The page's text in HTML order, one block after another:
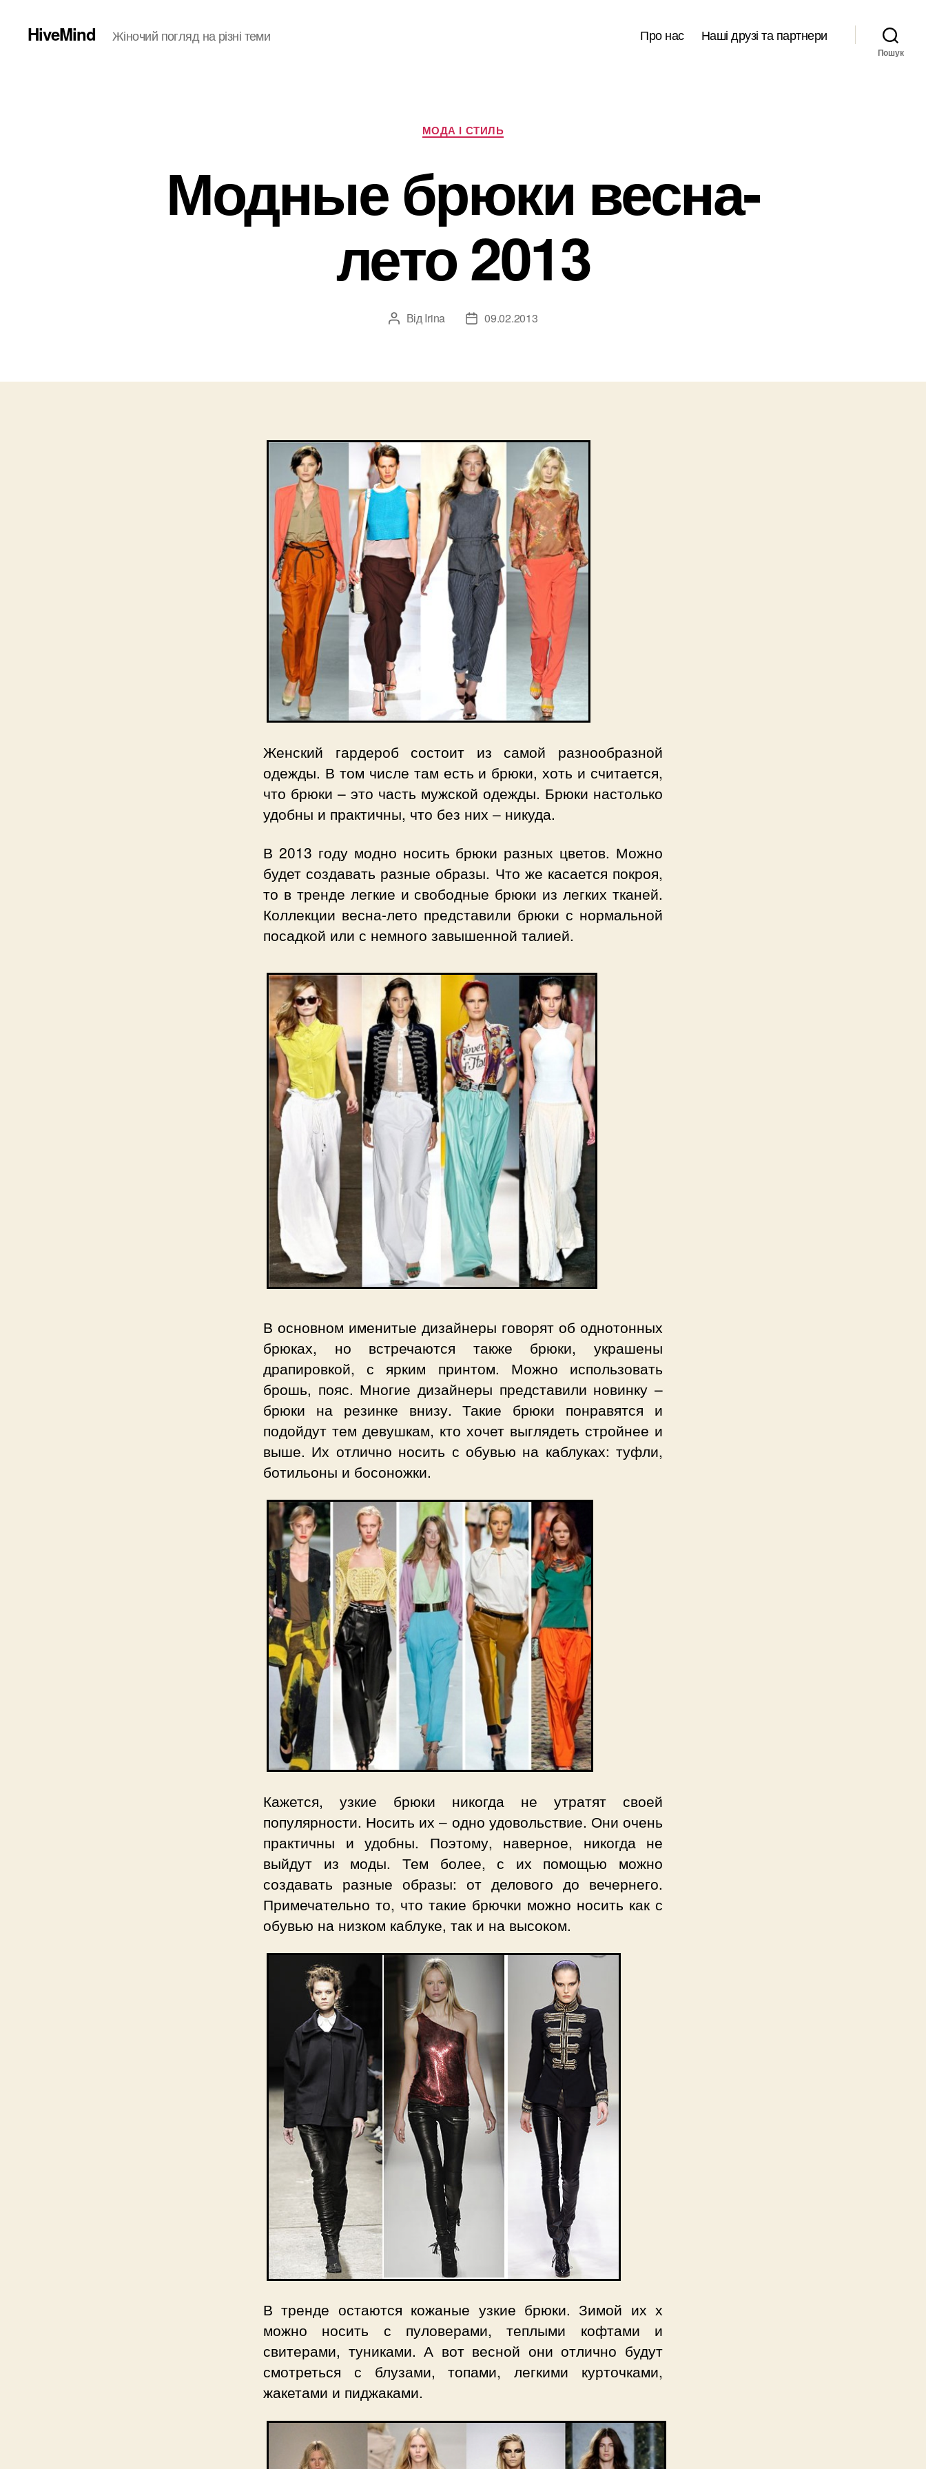
HiveMind Жіночий погляд на різні теми Про нас Наші друзі та партнери
Пошук
Категорії
МОДА І СТИЛЬ
Модные брюки весна-
лето 2013
Автор
Від Irina
Дата09.02.2013
Женский гардероб состоит из самой разнообразной
одежды. В том числе там есть и брюки, хоть и считается,
что брюки – это часть мужской одежды. Брюки настолько
удобны и практичны, что без них – никуда.
В 2013 году модно носить брюки разных цветов. Можно
будет создавать разные образы. Что же касается покроя,
то в тренде легкие и свободные брюки из легких тканей.
Коллекции весна-лето представили брюки с нормальной
посадкой или с немного завышенной талией.
В основном именитые дизайнеры говорят об однотонных
брюках, но встречаются также брюки, украшены
драпировкой, с ярким принтом. Можно использовать
брошь, пояс. Многие дизайнеры представили новинку –
брюки на резинке внизу. Такие брюки понравятся и
подойдут тем девушкам, кто хочет выглядеть стройнее и
выше. Их отлично носить с обувью на каблуках: туфли,
ботильоны и босоножки.
Кажется, узкие брюки никогда не утратят своей
популярности. Носить их – одно удовольствие. Они очень
практичны и удобны. Поэтому, наверное, никогда не
выйдут из моды. Тем более, с их помощью можно
создавать разные образы: от делового до вечернего.
Примечательно то, что такие брючки можно носить как с
обувью на низком каблуке, так и на высоком.
В тренде остаются кожаные узкие брюки. Зимой их х
можно носить с пуловерами, теплыми кофтами и
свитерами, туниками. А вот весной они отлично будут
смотреться с блузами, топами, легкими курточками,
жакетами и пиджаками.